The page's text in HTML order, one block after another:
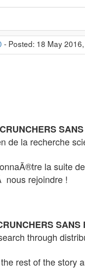
- Posted: 18 May
CRUNCHERS
de la recherche
la suite
nous rejoindre !
SANS
through
rest of the story